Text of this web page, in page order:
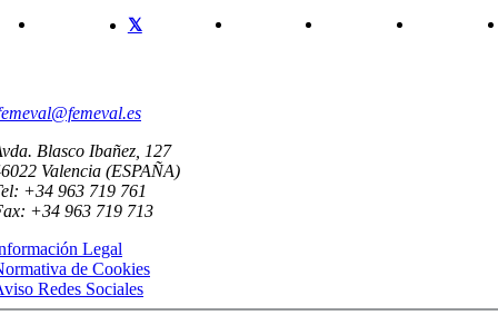
Blasco Ibañez, 127
Valencia (ESPAÑA)
+34 963 719 761
+34 963 719 713
Legal
de Cookies
Redes Sociales